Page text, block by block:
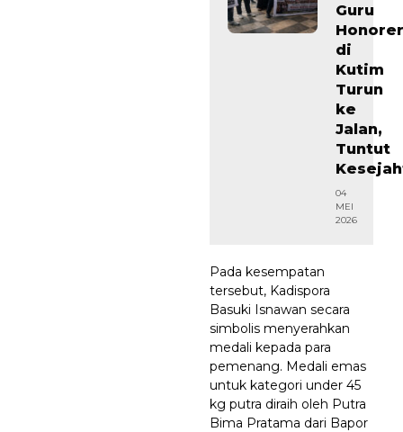
Guru
Honorer
di
Kutim
Turun
ke
Jalan,
Tuntut
04
MEI
2026
Pada kesempatan
tersebut, Kadispora
Basuki Isnawan secara
simbolis menyerahkan
medali kepada para
pemenang. Medali emas
untuk kategori under 45
kg putra diraih oleh Putra
Bima Pratama dari Bapor